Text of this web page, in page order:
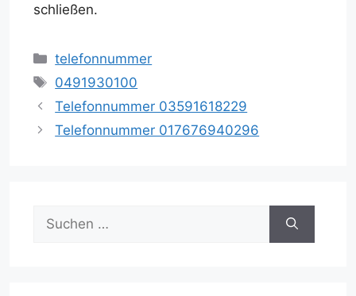
schließen.
Kategorien
telefonnummer
Schlagwörter
0491930100
Telefonnummer 03591618229
Telefonnummer 017676940296
nach: